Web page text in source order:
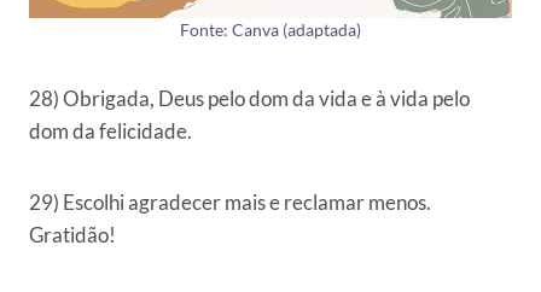
Fonte: Canva (adaptada)
28) Obrigada, Deus pelo dom da vida e à vida pelo
dom da felicidade.
29) Escolhi agradecer mais e reclamar menos.
Gratidão!